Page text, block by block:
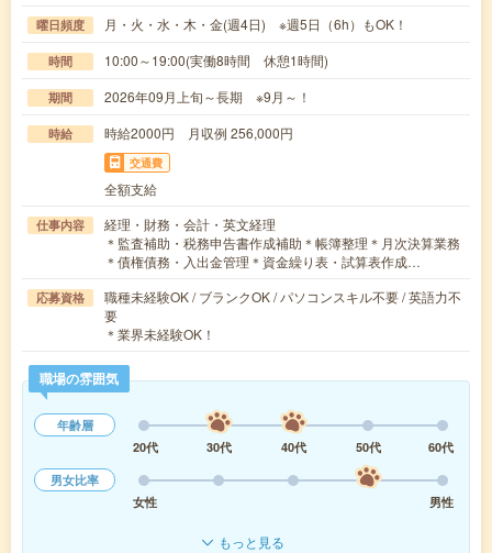
曜日頻度 月・火・水・木・金(週4日) ※週5日（6h）もOK！
時間 10:00～19:00(実働8時間 休憩1時間)
期間 2026年09月上旬～長期 ※9月～！
時給 時給2000円 月収例 256,000円
交通費
全額支給
仕事内容
経理・財務・会計・英文経理
＊監査補助・税務申告書作成補助＊帳簿整理＊月次決算業務
＊債権債務・入出金管理＊資金繰り表・試算表作成…
応募資格
職種未経験OK / ブランクOK / パソコンスキル不要 / 英語力不
要
＊業界未経験OK！
職場の雰囲気
年齢層
20代
30代 40代 50代
60代
男女比率
女性
男性
もっと見る